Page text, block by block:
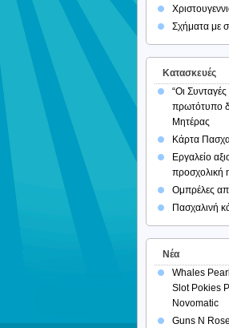
Σχήματα με
Κατασκευές
“Οι
πρωτότυπο
Μητέρας
Κάρτα
Εργαλείο
προσχολική
Ομπρέλες
Πασχαλινή
Νέα
Whales
Slot Pokies
Novomatic
Guns N